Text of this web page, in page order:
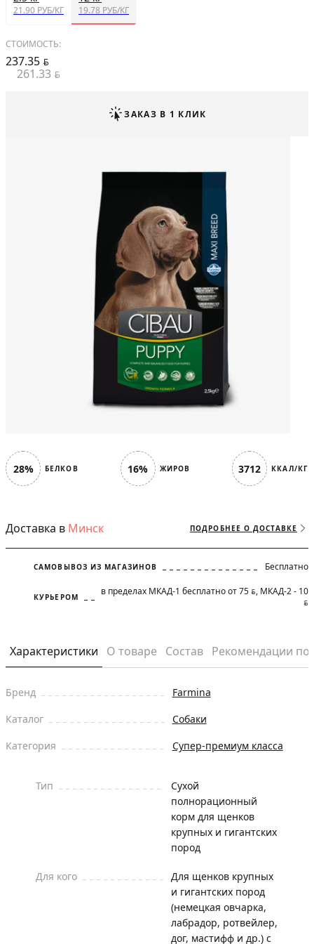
28% БЕЛКОВ 16% ЖИРОВ 3712 ККАЛ/КГ
Доставка в Минск ПОДРОБНЕЕ О ДОСТАВКЕ
САМОВЫВОЗ ИЗ МАГАЗИНОВ Бесплатно
КУРЬЕРОМ в пределах МКАД-1 бесплатно от 75 BYN, МКАД-2 - 10
BYN
Характеристики О товаре Состав Рекомендации
Бренд
Farmina
Каталог
Собаки
Категория
Супер-премиум класса
Тип
Сухой
полнорационный
корм для щенков
крупных и гигантских
пород
Для кого
Для щенков крупных
и гигантских пород
(немецкая овчарка,
лабрадор, ротвейлер,
дог, мастифф и др.) с
21.90 РУБ/КГ 19.78 РУБ/КГ
СТОИМОСТЬ:
237.35 BYN
261.33 BYN
ЗАКАЗ В 1 КЛИК